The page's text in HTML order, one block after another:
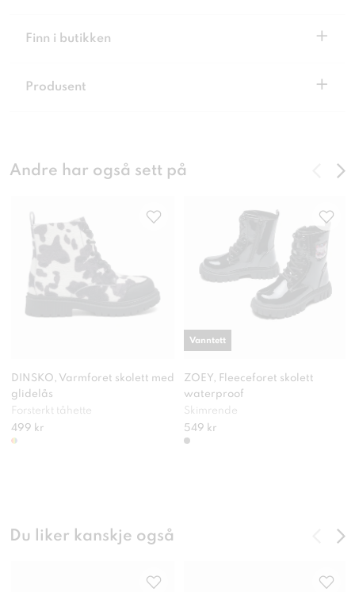
Finn i butikken +
Produsent +
Andre har også sett på
DINSKO, Varmforet skolett med
glidelås
Forsterkt tåhette
499 kr
ZOEY, Fleeceforet skolett
waterproof
Skimrende
549 kr
Vanntett
Du liker kanskje også